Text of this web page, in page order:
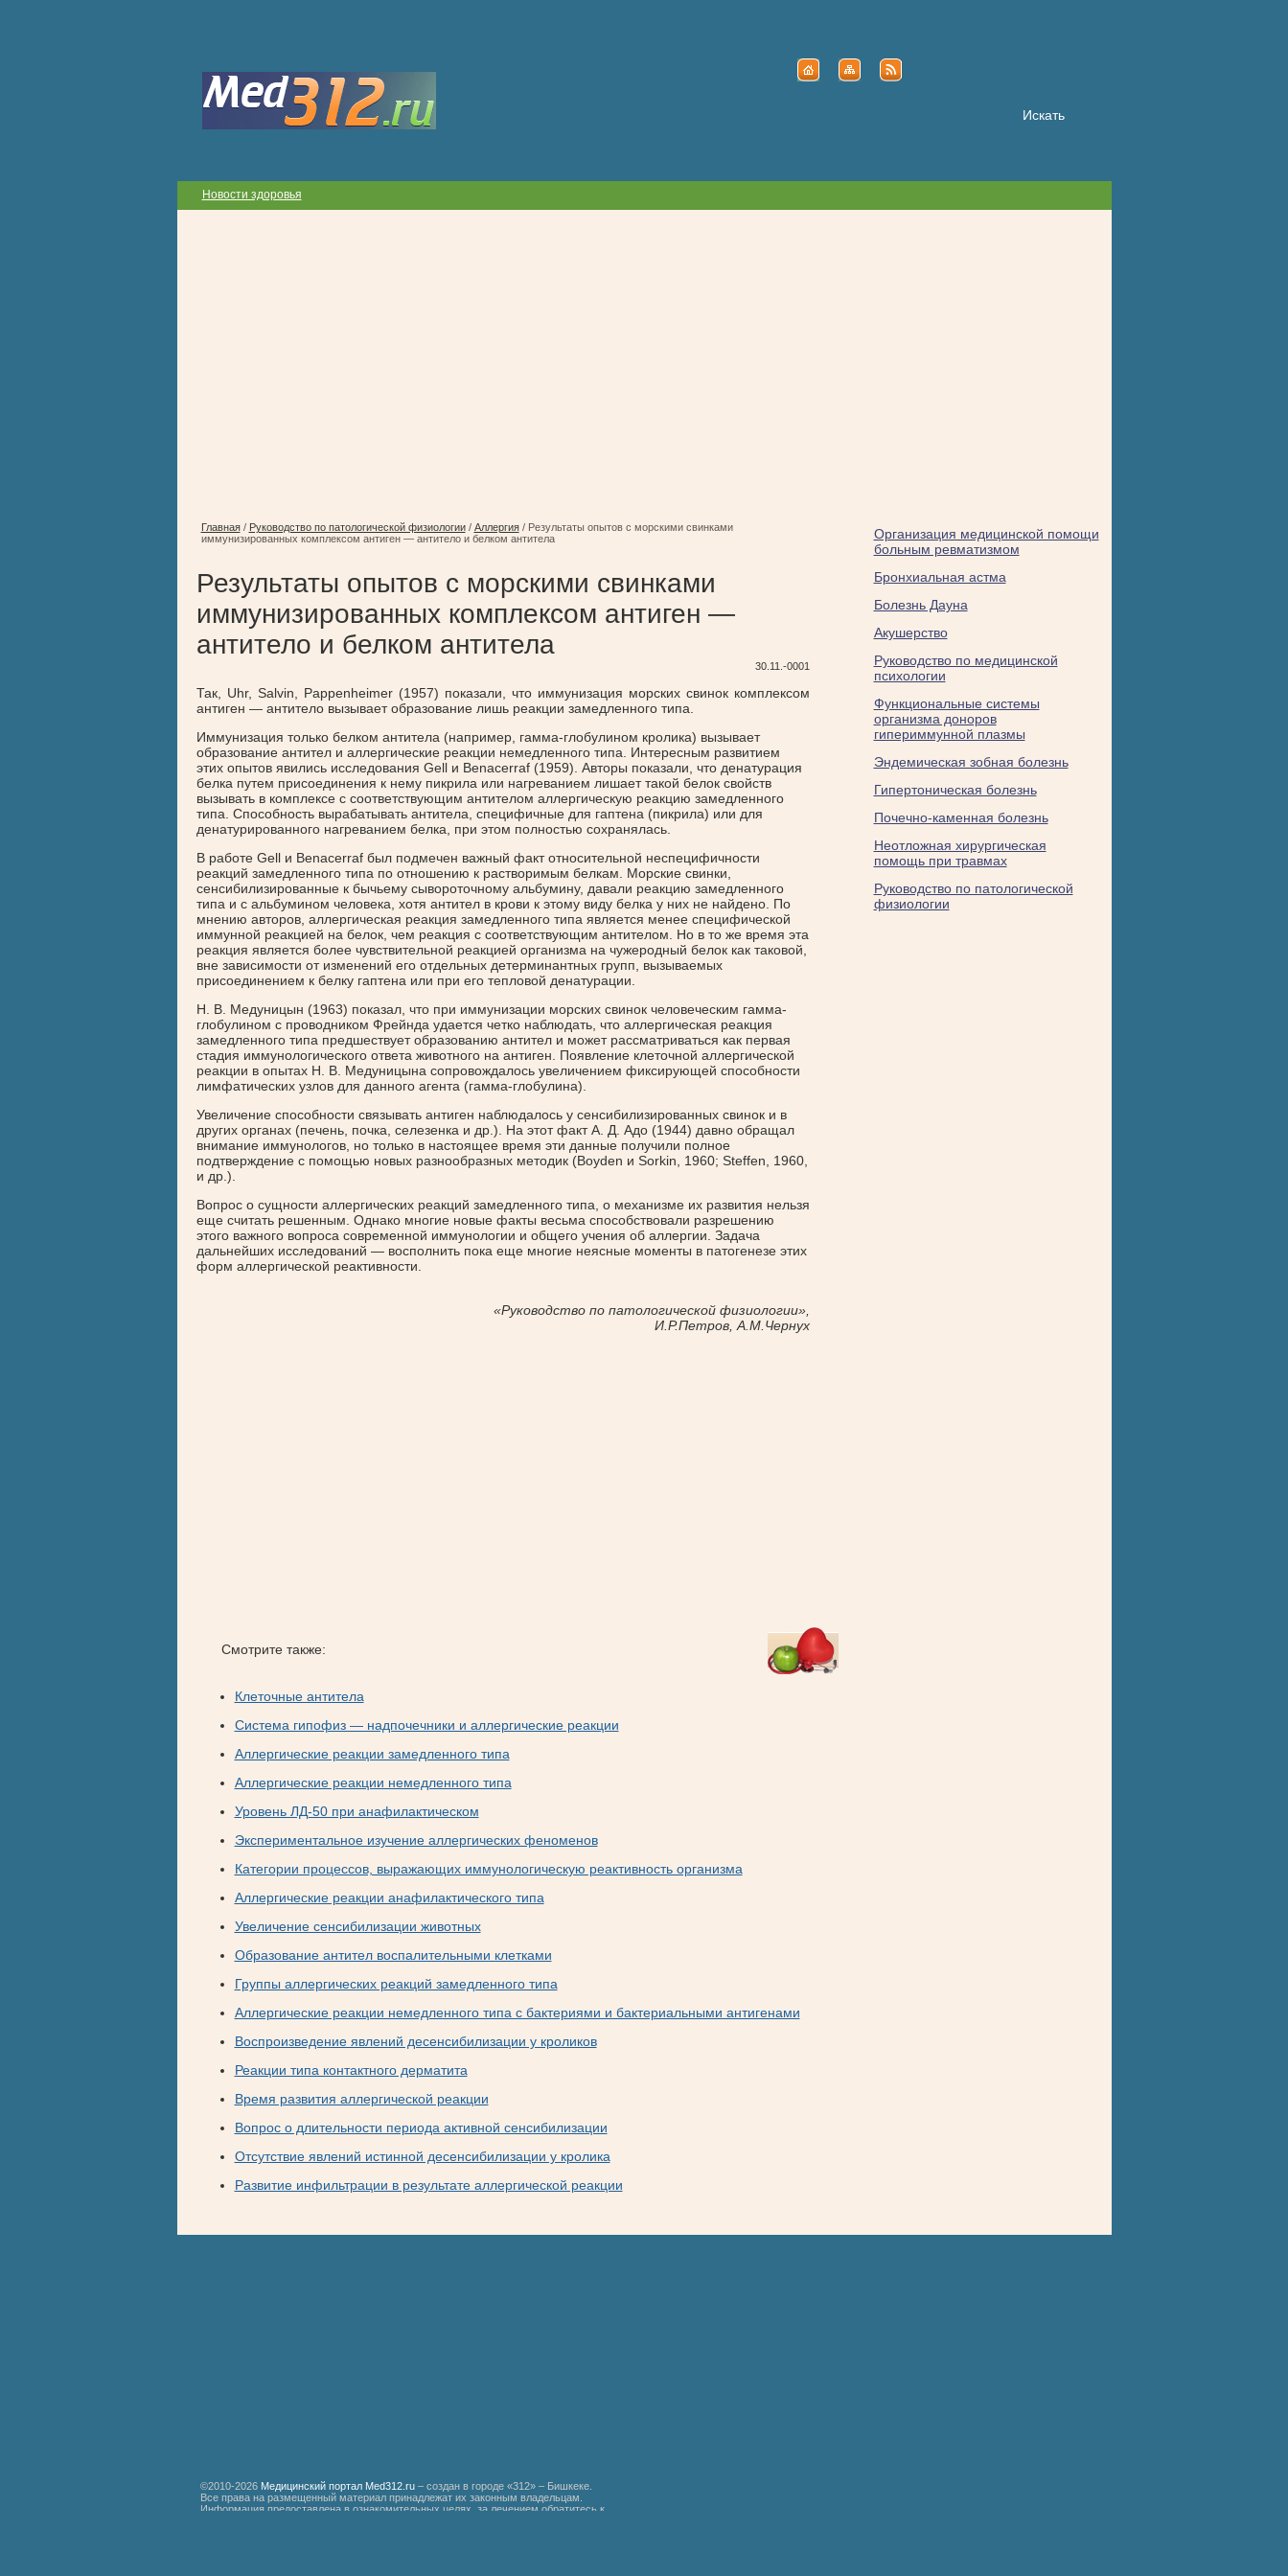
Новости здоровья
Главная/ Руководство по патологической физиологии/ Аллергия/ Результаты опытов с морскими свинками
иммунизированных комплексом антиген — антитело и белком антитела
Результаты опытов с морскими свинками
иммунизированных комплексом антиген —
антитело и белком антитела
30.11.-0001
Так, Uhr, Salvin, Pappenheimer (1957) показали, что иммунизация морских свинок комплексом
антиген — антитело вызывает образование лишь реакции замедленного типа.
Иммунизация только белком антитела (например, гамма-глобулином кролика) вызывает
образование антител и аллергические реакции немедленного типа. Интересным развитием
этих опытов явились исследования Gell и Benacerraf (1959). Авторы показали, что денатурация
белка путем присоединения к нему пикрила или нагреванием лишает такой белок свойств
вызывать в комплексе с соответствующим антителом аллергическую реакцию замедленного
типа. Способность вырабатывать антитела, специфичные для гаптена (пикрила) или для
денатурированного нагреванием белка, при этом полностью сохранялась.
В работе Gell и Benacerraf был подмечен важный факт относительной неспецифичности
реакций замедленного типа по отношению к растворимым белкам. Морские свинки,
сенсибилизированные к бычьему сывороточному альбумину, давали реакцию замедленного
типа и с альбумином человека, хотя антител в крови к этому виду белка у них не найдено. По
мнению авторов, аллергическая реакция замедленного типа является менее специфической
иммунной реакцией на белок, чем реакция с соответствующим антителом. Но в то же время эта
реакция является более чувствительной реакцией организма на чужеродный белок как таковой,
вне зависимости от изменений его отдельных детерминантных групп, вызываемых
присоединением к белку гаптена или при его тепловой денатурации.
Н. В. Медуницын (1963) показал, что при иммунизации морских свинок человеческим гамма-
глобулином с проводником Фрейнда удается четко наблюдать, что аллергическая реакция
замедленного типа предшествует образованию антител и может рассматриваться как первая
стадия иммунологического ответа животного на антиген. Появление клеточной аллергической
реакции в опытах Н. В. Медуницына сопровождалось увеличением фиксирующей способности
лимфатических узлов для данного агента (гамма-глобулина).
Увеличение способности связывать антиген наблюдалось у сенсибилизированных свинок и в
других органах (печень, почка, селезенка и др.). На этот факт А. Д. Адо (1944) давно обращал
внимание иммунологов, но только в настоящее время эти данные получили полное
подтверждение с помощью новых разнообразных методик (Boyden и Sorkin, 1960; Steffen, 1960,
и др.).
Вопрос о сущности аллергических реакций замедленного типа, о механизме их развития нельзя
еще считать решенным. Однако многие новые факты весьма способствовали разрешению
этого важного вопроса современной иммунологии и общего учения об аллергии. Задача
дальнейших исследований — восполнить пока еще многие неясные моменты в патогенезе этих
форм аллергической реактивности.
«Руководство по патологической физиологии»,
И.Р.Петров, А.М.Чернух
Смотрите также:
Клеточные антитела
Система гипофиз — надпочечники и аллергические реакции
Аллергические реакции замедленного типа
Аллергические реакции немедленного типа
Уровень ЛД-50 при анафилактическом
Экспериментальное изучение аллергических феноменов
Категории процессов, выражающих иммунологическую реактивность организма
Аллергические реакции анафилактического типа
Увеличение сенсибилизации животных
Образование антител воспалительными клетками
Группы аллергических реакций замедленного типа
Аллергические реакции немедленного типа с бактериями и бактериальными антигенами
Воспроизведение явлений десенсибилизации у кроликов
Реакции типа контактного дерматита
Время развития аллергической реакции
Вопрос о длительности периода активной сенсибилизации
Отсутствие явлений истинной десенсибилизации у кролика
Развитие инфильтрации в результате аллергической реакции
Организация медицинской помощи
больным ревматизмом
Бронхиальная астма
Болезнь Дауна
Акушерство
Руководство по медицинской
психологии
Функциональные системы
организма доноров
гипериммунной плазмы
Эндемическая зобная болезнь
Гипертоническая болезнь
Почечно-каменная болезнь
Неотложная хирургическая
помощь при травмах
Руководство по патологической
физиологии
©2010-2026 Медицинский портал Med312.ru – создан в городе «312» – Бишкеке.
Все права на размещенный материал принадлежат их законным владельцам.
Информация предоставлена в ознакомительных целях, за лечением обратитесь к